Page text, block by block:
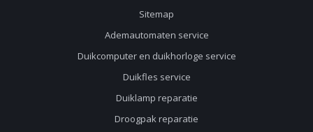
Sitemap
Ademautomaten service
Duikcomputer en duikhorloge service
Duikfles service
Duiklamp reparatie
Droogpak reparatie